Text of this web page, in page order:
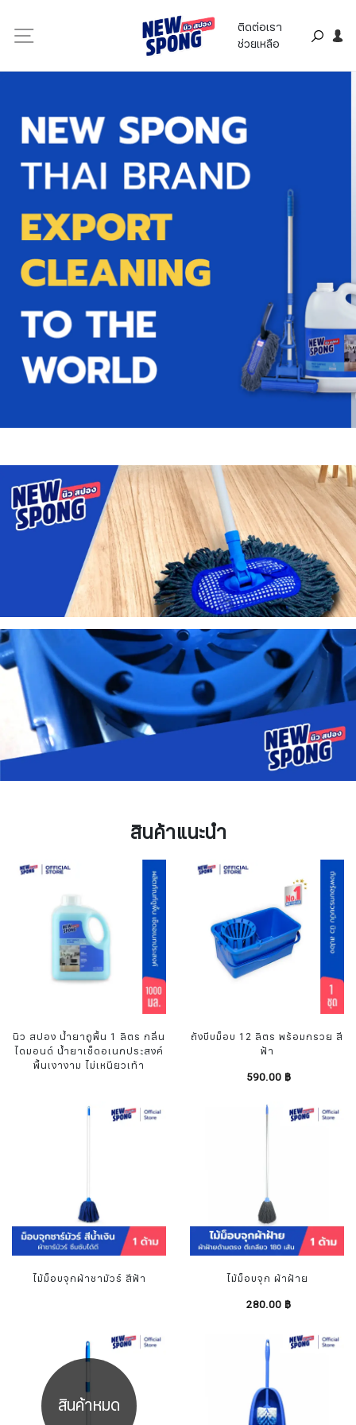
ติดต่อเรา
ช่วยเหลือ
สินค้าแนะนำ
นิว สปอง น้ำยาถูพื้น 1 ลิตร กลิ่น
ไดมอนด์ น้ำยาเช็ดอเนกประสงค์
พื้นเงางาม ไม่เหนียวเท้า
ถังบีบม็อบ 12 ลิตร พร้อมกรวย สี
ฟ้า
590.00 ฿
ไม้ม็อบจุกผ้าชามัวร์ สีฟ้า ไม้ม็อบจุก ผ้าฝ้าย
280.00 ฿
สินค้าหมด